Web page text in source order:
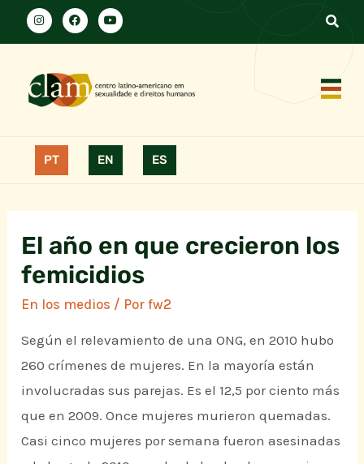
PT EN ES
El año en que crecieron los
femicidios
En los medios / Porfw2
Según el relevamiento de una ONG, en 2010 hubo
260 crímenes de mujeres. En la mayoría están
involucradas sus parejas. Es el 12,5 por ciento más
que en 2009. Once mujeres murieron quemadas.
Casi cinco mujeres por semana fueron asesinadas